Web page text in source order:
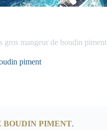
gros mangeur de boudin piment
piment
BOUDIN PIMENT.